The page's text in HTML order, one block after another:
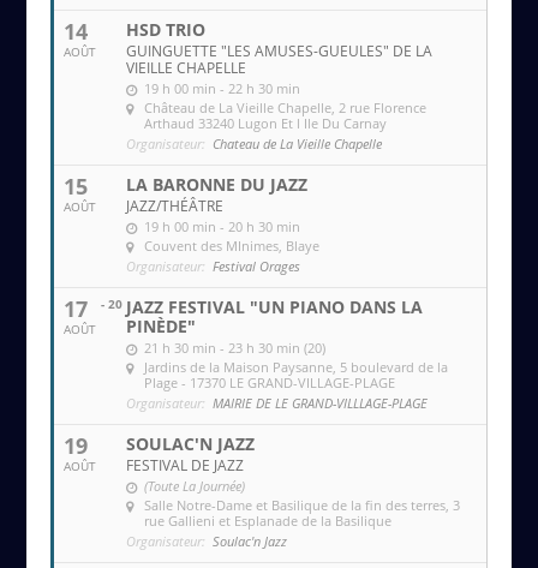
14
AOÛT
HSD TRIO
GUINGUETTE "LES AMUSES-GUEULES" DE LA
VIEILLE CHAPELLE
19 h 00 min - 22 h 30 min
Château de La Vieille Chapelle, 2 rue Florence
Arthaud 33240 Lugon Et l Ile Du Carnay
Organisateur: Chateau de La Vieille Chapelle
15
AOÛT
LA BARONNE DU JAZZ
JAZZ/THÉÂTRE
19 h 00 min - 20 h 30 min
Couvent des MInimes, Blaye
Organisateur: Festival Orages
17
AOÛT
- 20 JAZZ FESTIVAL "UN PIANO DANS LA
PINÈDE"
21 h 30 min - 23 h 30 min (20)
Jardins de la Maison Paysanne, 5 boulevard de la
Plage - 17370 LE GRAND-VILLAGE-PLAGE
Organisateur: MAIRIE DE LE GRAND-VILLLAGE-PLAGE
19
AOÛT
SOULAC'N JAZZ
FESTIVAL DE JAZZ
(Toute La Journée)
Salle Notre-Dame et Basilique de la fin des terres, 3
rue Gallieni et Esplanade de la Basilique
Organisateur: Soulac'n Jazz